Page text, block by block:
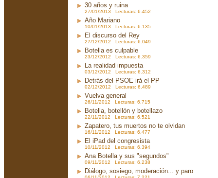
30 años y ruina
27/01/2013 Lecturas: 6.452
Año Mariano
10/01/2013 Lecturas: 6.135
El discurso del Rey
27/12/2012 Lecturas: 6.049
Botella es culpable
23/12/2012 Lecturas: 6.359
La realidad impuesta
03/12/2012 Lecturas: 6.312
Detrás del PSOE irá el PP
02/12/2012 Lecturas: 6.489
Vuelva general
26/11/2012 Lecturas: 6.715
Botella, botellón y botellazo
22/11/2012 Lecturas: 6.521
Zapatero, tus muertos no te olvidan
16/11/2012 Lecturas: 6.477
El iPad del congresista
10/11/2012 Lecturas: 6.394
Ana Botella y sus "segundos"
09/11/2012 Lecturas: 6.238
Diálogo, sosiego, moderación... y paro